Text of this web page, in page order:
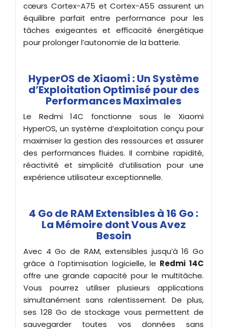
cœurs Cortex-A75 et Cortex-A55 assurent un
équilibre parfait entre performance pour les
tâches exigeantes et efficacité énergétique
pour prolonger l’autonomie de la batterie.
HyperOS de Xiaomi : Un Système
d’Exploitation Optimisé pour des
Performances Maximales
Le Redmi 14C fonctionne sous le Xiaomi
HyperOS, un système d’exploitation conçu pour
maximiser la gestion des ressources et assurer
des performances fluides. Il combine rapidité,
réactivité et simplicité d’utilisation pour une
expérience utilisateur exceptionnelle.
4 Go de RAM Extensibles à 16 Go :
La Mémoire dont Vous Avez
Besoin
Avec 4 Go de RAM, extensibles jusqu’à 16 Go
grâce à l’optimisation logicielle, le Redmi 14C
offre une grande capacité pour le multitâche.
Vous pourrez utiliser plusieurs applications
simultanément sans ralentissement. De plus,
ses 128 Go de stockage vous permettent de
sauvegarder toutes vos données sans